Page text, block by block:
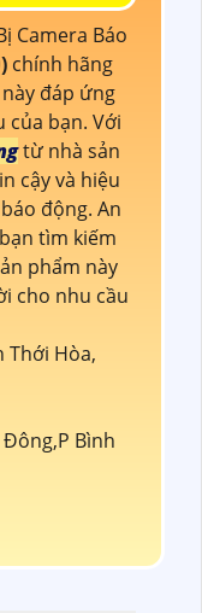
Camera Báo
chính hãng
đáp ứng
của bạn. Với
từ nhà sản
cậy và hiệu
động. An
tìm kiếm
phẩm này
cho nhu cầu
Thới Hòa,
Bình